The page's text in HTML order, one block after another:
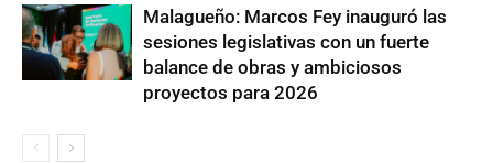
Malagueño: Marcos Fey inauguró las
sesiones legislativas con un fuerte
balance de obras y ambiciosos
proyectos para 2026